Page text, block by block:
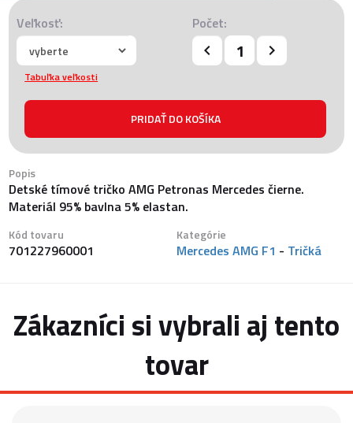
Veľkosť: Počet:
Tabuľka veľkosti
Popis
Detské tímové tričko AMG Petronas Mercedes čierne.
Materiál 95% bavlna 5% elastan.
Kód tovaru
701227960001
Kategórie
Mercedes AMG F1 - Tričká
Zákazníci si vybrali aj tento
tovar